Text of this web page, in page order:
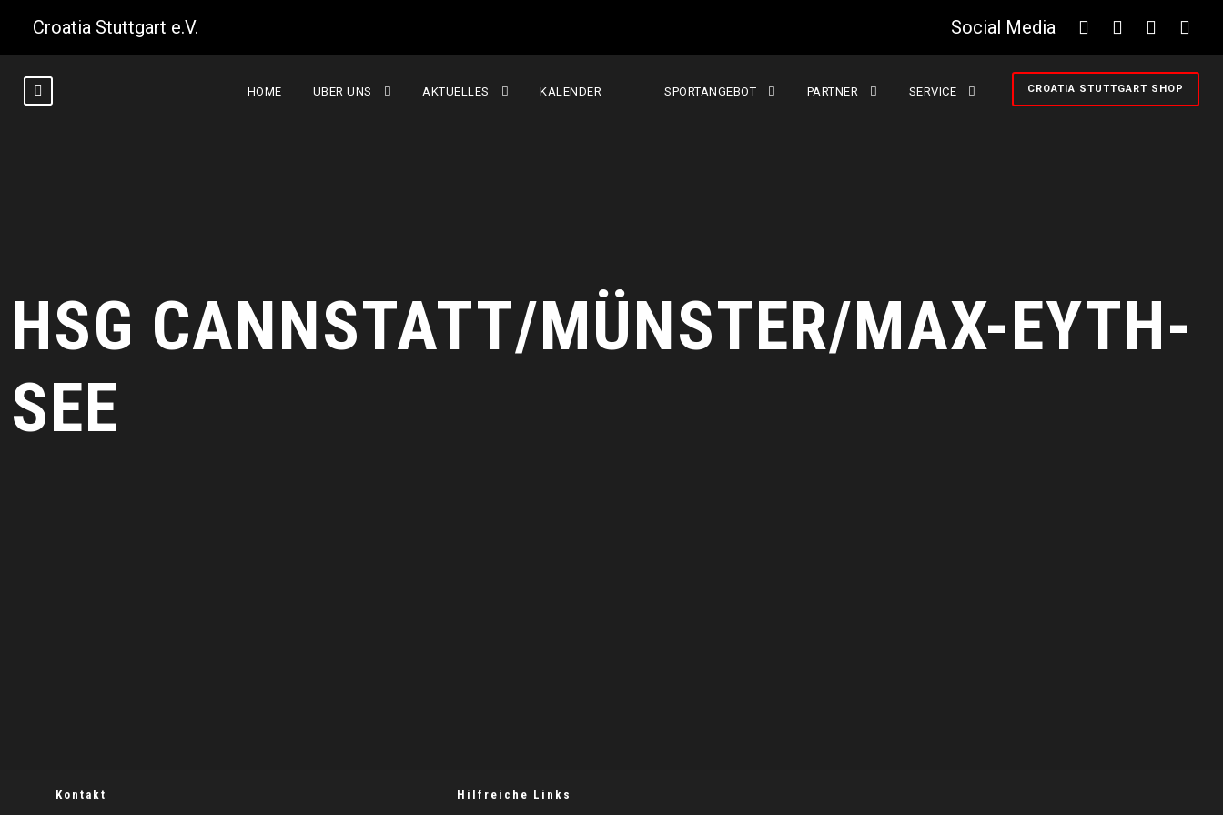
Croatia Stuttgart e.V. Social Media
HOME ÜBER UNS AKTUELLES KALENDER SPORTANGEBOT PARTNER SERVICE CROATIA STUTTGART SHOP
HSG CANNSTATT/MÜNSTER/MAX-EYTH-
SEE
Kontakt Hilfreiche Links